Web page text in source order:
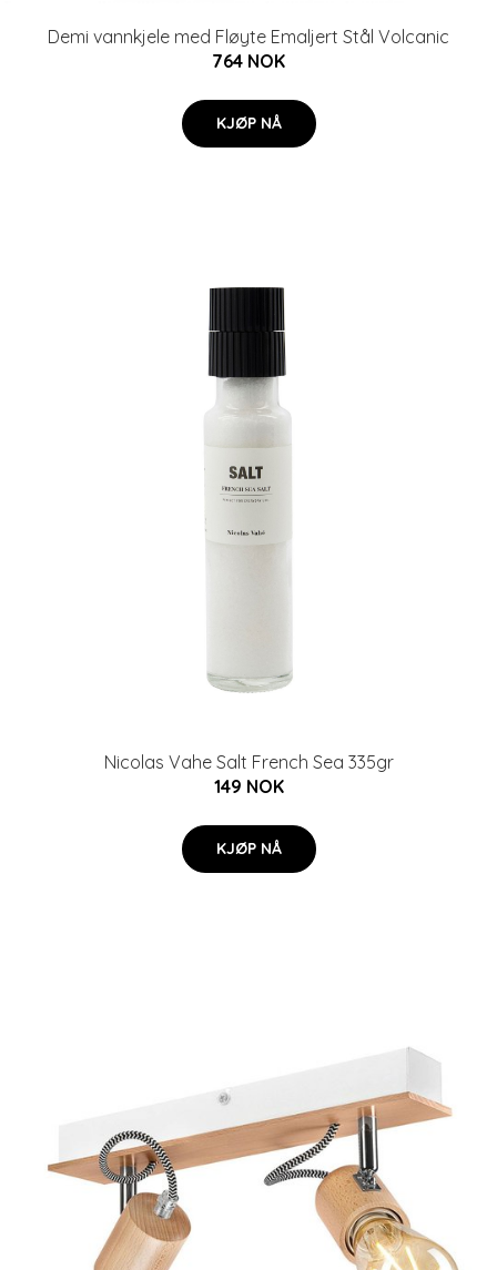
Demi vannkjele med Fløyte Emaljert Stål Volcanic
764 NOK
KJØP NÅ
Nicolas Vahe Salt French Sea 335gr
149 NOK
KJØP NÅ